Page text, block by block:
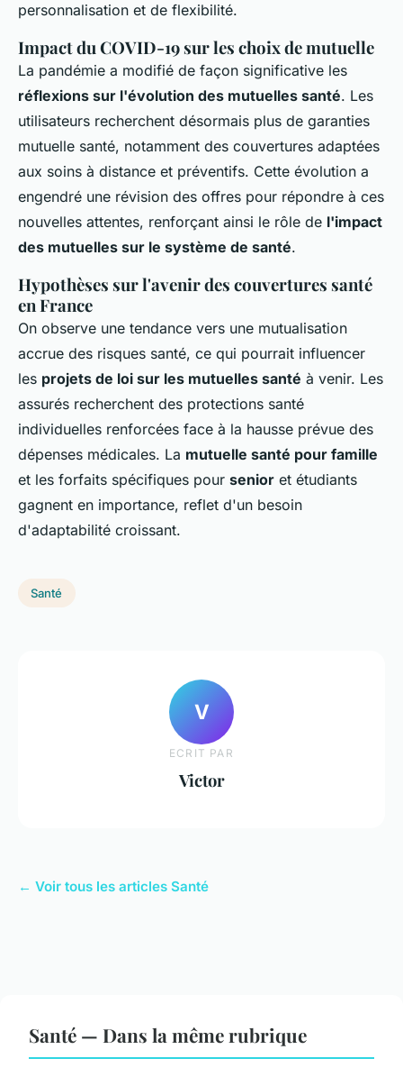
personnalisation et de flexibilité.
Impact du COVID-19 sur les choix de mutuelle
La pandémie a modifié de façon significative les
réflexions sur l'évolution des mutuelles santé. Les
utilisateurs recherchent désormais plus de garanties
mutuelle santé, notamment des couvertures adaptées
aux soins à distance et préventifs. Cette évolution a
engendré une révision des offres pour répondre à ces
nouvelles attentes, renforçant ainsi le rôle de l'impact
des mutuelles sur le système de santé.
Hypothèses sur l'avenir des couvertures santé
en France
On observe une tendance vers une mutualisation
accrue des risques santé, ce qui pourrait influencer
les projets de loi sur les mutuelles santé à venir. Les
assurés recherchent des protections santé
individuelles renforcées face à la hausse prévue des
dépenses médicales. La mutuelle santé pour famille
et les forfaits spécifiques pour senior et étudiants
gagnent en importance, reflet d'un besoin
d'adaptabilité croissant.
Santé
V
ECRIT PAR
Victor
← Voir tous les articles Santé
Santé — Dans la même rubrique